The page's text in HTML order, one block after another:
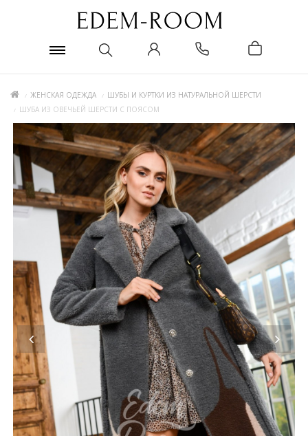
ЖЕНСКАЯ ОДЕЖДА
ШУБЫ И КУРТКИ ИЗ НАТУРАЛЬНОЙ ШЕРСТИ
ШУБА ИЗ ОВЕЧЬЕЙ ШЕРСТИ С ПОЯСОМ